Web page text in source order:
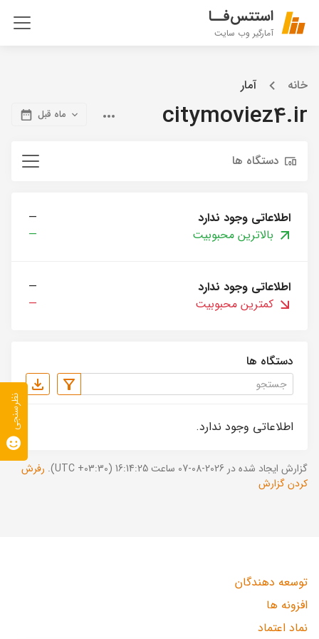
استتس‌فــا
آمارگیر وب سایت
خانه آمار
citymoviez4.ir ماه قبل
دستگاه ها
اطلاعاتی وجود ندارد
—
بالاترین محبوبیت
—
اطلاعاتی وجود ندارد
—
کمترین محبوبیت
—
دستگاه ها
اطلاعاتی وجود ندارد.
گزارش ایجاد شده در 2026-08-07 ساعت 16:14:25 (UTC +03:30).
رفرش
کردن گزارش
توسعه دهندگان
افزونه ها
نماد اعتماد
نظرسنجی